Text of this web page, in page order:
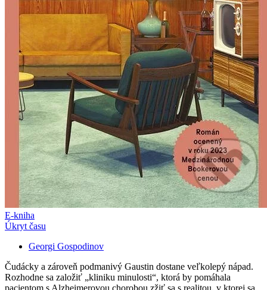
E-kniha
Úkryt času
Georgi Gospodinov
Čudácky a zároveň podmanivý Gaustin dostane veľkolepý nápad.
Rozhodne sa založiť „kliniku minulosti“, ktorá by pomáhala